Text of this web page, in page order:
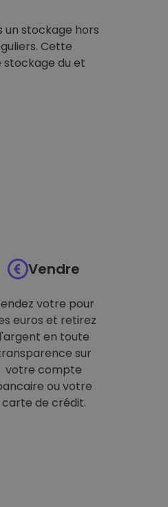
un stockage hors
Cette
du et
Vendre
votre pour
euros et retirez
l'argent en toute
sur
votre compte
ou votre
carte de crédit.